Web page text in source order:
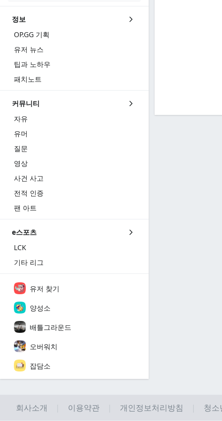
정보
OP.GG 기획
유저 뉴스
팁과 노하우
패치노트
커뮤니티
자유
유머
질문
영상
사건 사고
전적 인증
팬 아트
e스포츠
LCK
기타 리그
유저 찾기
양성소
배틀그라운드
오버워치
잡담소
회사소개 이용약관 개인정보처리방침 청소